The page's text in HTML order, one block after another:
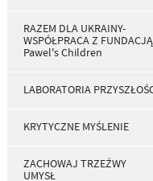
RAZEM DLA UKRAINY-
WSPÓŁPRACA Z FUNDACJĄ
Pawel's Children
LABORATORIA
KRYTYCZNE MYŚLENIE
ZACHOWAJ TRZEŹWY
UMYSŁ